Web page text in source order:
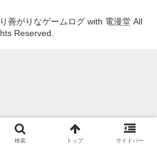
善がりなゲームログ with 電漫堂 All
Reserved.
検索 トップ サイドバー